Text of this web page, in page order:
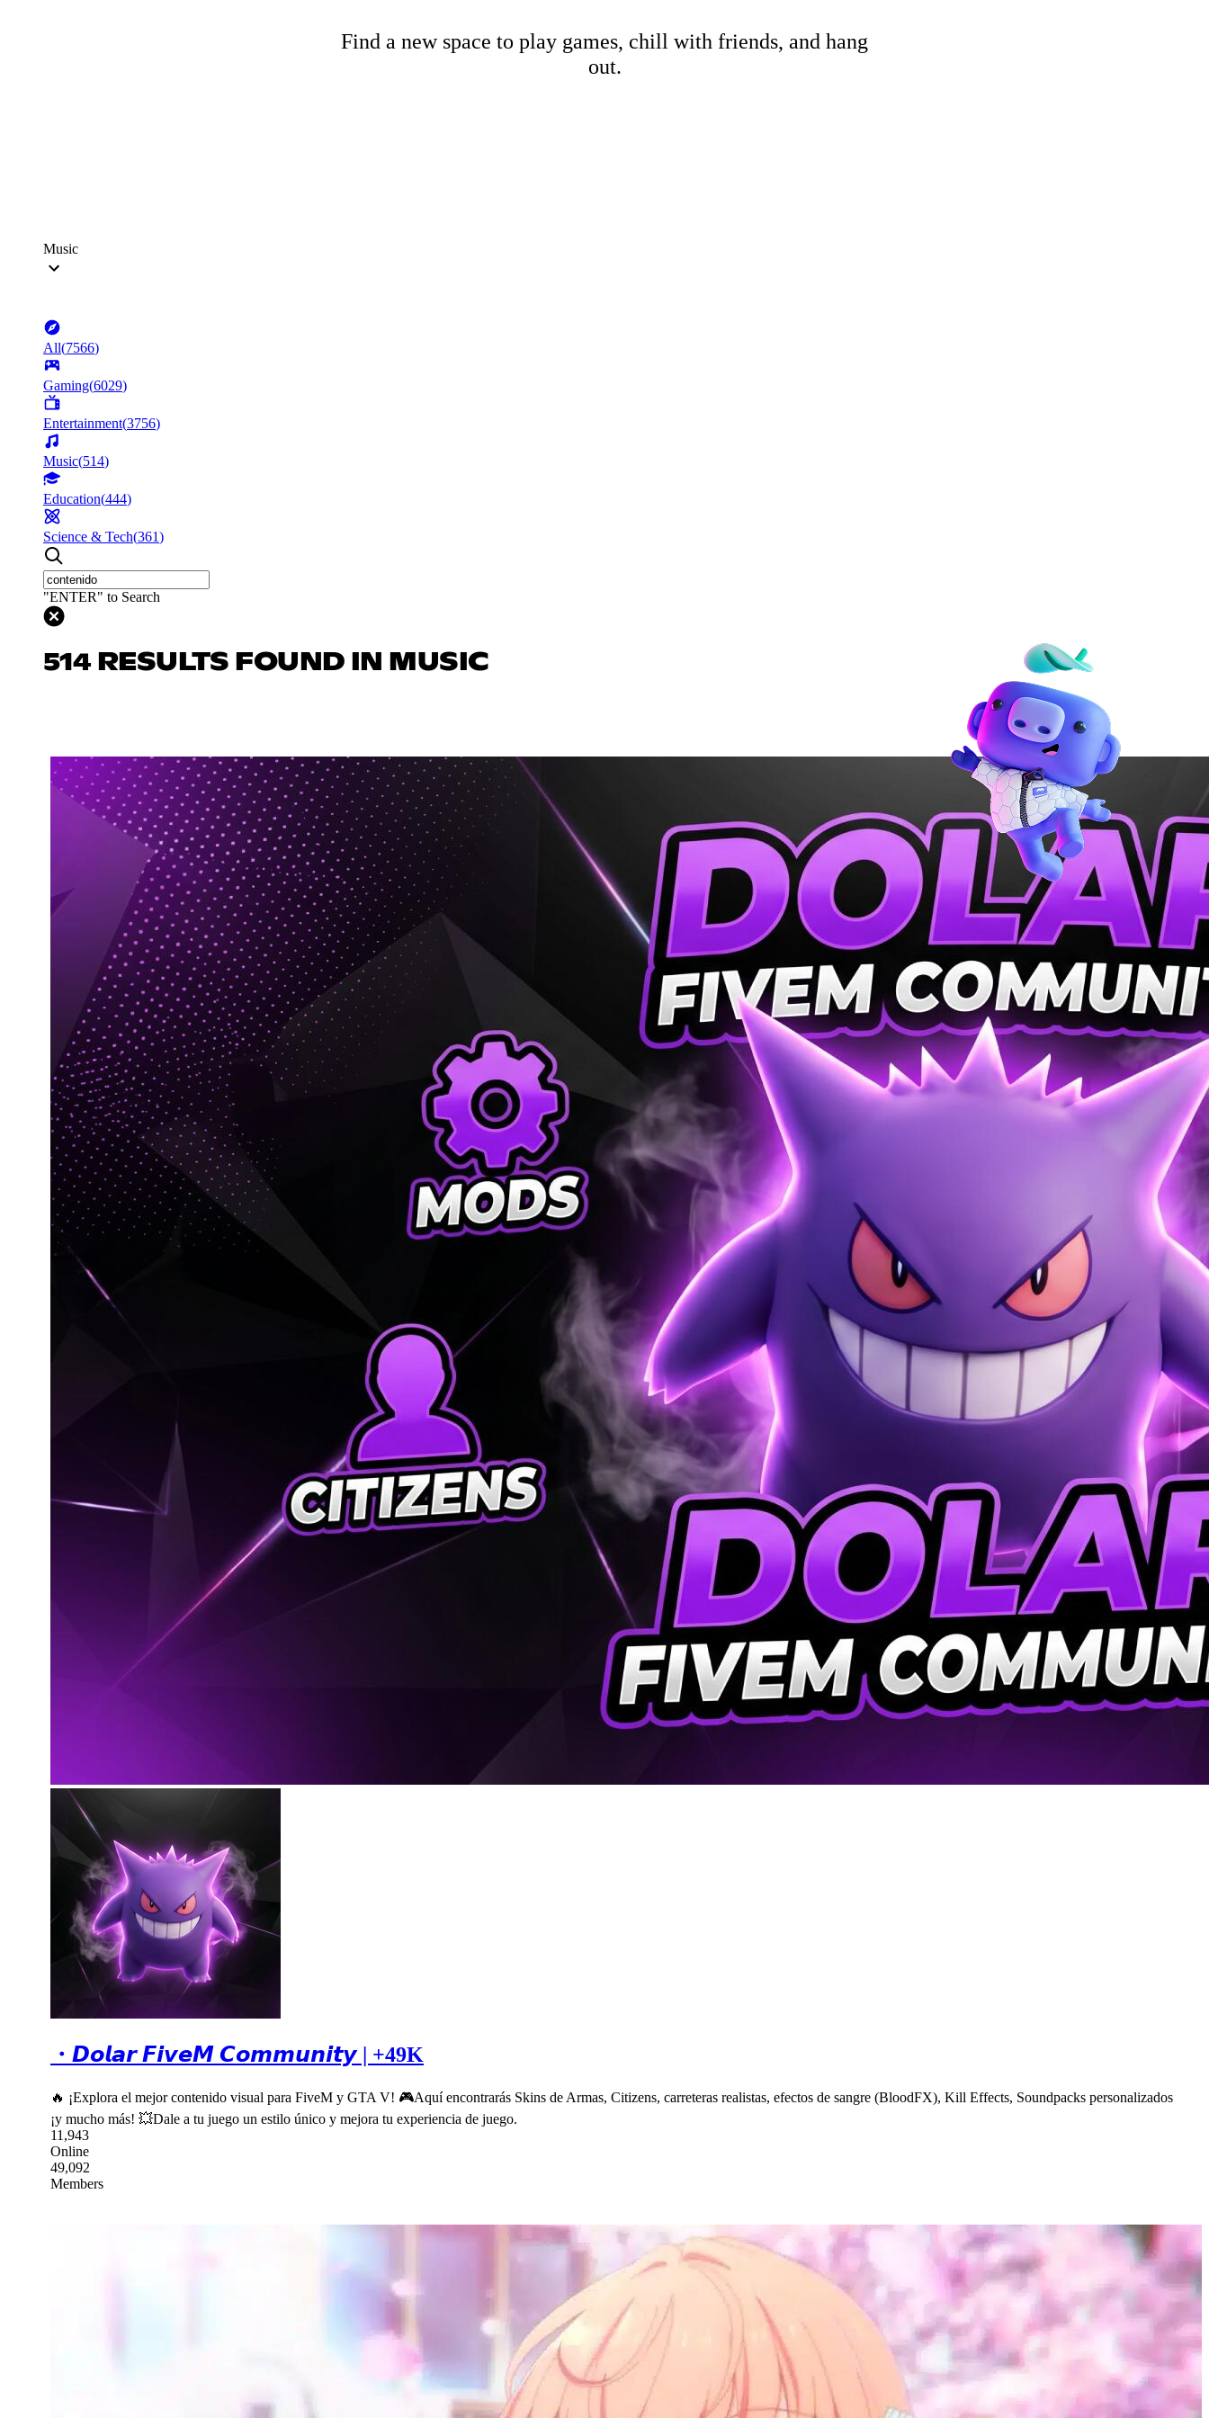
Find a new space to play games, chill with friends, and hang
out.
Music
All(7566)
Gaming(6029)
Entertainment(3756)
Music(514)
Education(444)
Science & Tech(361)
"ENTER" to Search
514 RESULTS FOUND IN MUSIC
・𝘿𝙤𝙡𝙖𝙧 𝙁𝙞𝙫𝙚𝙈 𝘾𝙤𝙢𝙢𝙪𝙣𝙞𝙩𝙮 | +49K
🔥 ¡Explora el mejor contenido visual para FiveM y GTA V! 🎮Aquí encontrarás Skins de Armas, Citizens, carreteras realistas, efectos de sangre (BloodFX), Kill Effects, Soundpacks personalizados
¡y mucho más! 💥Dale a tu juego un estilo único y mejora tu experiencia de juego.
11,943
Online
49,092
Members